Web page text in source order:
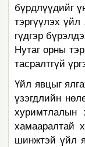
бүрдлүүдийг
тэргүүлэх
гүдгэр
Нутаг орны
тасралтгүй
Үйл явцыг
үзэгдлийн
хуримтлалын
хамааралтай
шинжтэй үйл